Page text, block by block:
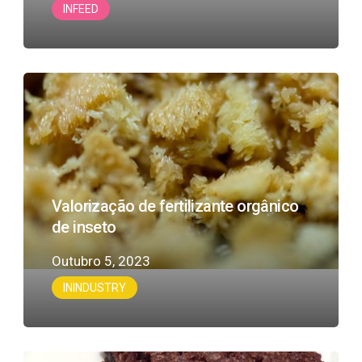
INFEED
Valorização
de
fertilizante
orgânico
de
inseto
ININDUSTRY
Valorização de fertilizante orgânico
de inseto
Outubro 5, 2023